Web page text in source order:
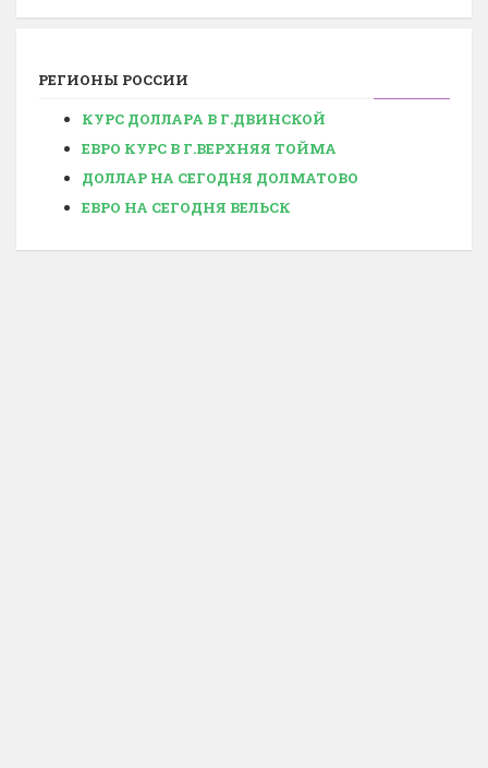
РЕГИОНЫ РОССИИ
КУРС ДОЛЛАРА В Г.ДВИНСКОЙ
ЕВРО КУРС В Г.ВЕРХНЯЯ ТОЙМА
ДОЛЛАР НА СЕГОДНЯ ДОЛМАТОВО
ЕВРО НА СЕГОДНЯ ВЕЛЬСК